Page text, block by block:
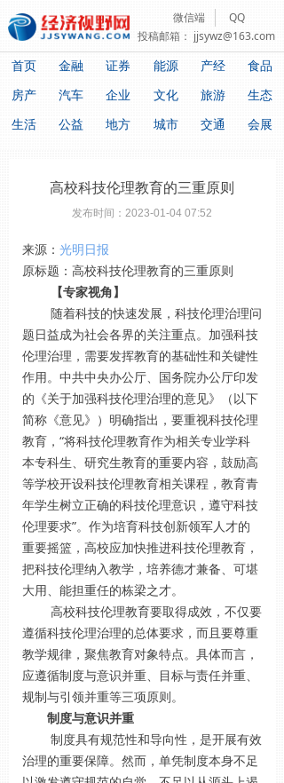
首页 金融 证券 能源 产经 食品
微信端
QQ
投稿邮箱： jjsywz@163.com
房产 汽车 企业 文化 旅游
生态
生活
公益 地方 城市 交通 会展
高校科技伦理教育的三重原则
来源： 光明日报
原标题：高校科技伦理教育的三重原则
【专家视角】
随着科技的快速发展，科技伦理治理问
题日益成为社会各界的关注重点。加强科技
伦理治理，需要发挥教育的基础性和关键性
作用。中共中央办公厅、国务院办公厅印发
的《关于加强科技伦理治理的意见》（以下
简称《意见》）明确指出，要重视科技伦理
教育，“将科技伦理教育作为相关专业学科
本专科生、研究生教育的重要内容，鼓励高
等学校开设科技伦理教育相关课程，教育青
年学生树立正确的科技伦理意识，遵守科技
伦理要求”。作为培育科技创新领军人才的
重要摇篮，高校应加快推进科技伦理教育，
把科技伦理纳入教学，培养德才兼备、可堪
大用、能担重任的栋梁之才。
高校科技伦理教育要取得成效，不仅要
遵循科技伦理治理的总体要求，而且要尊重
教学规律，聚焦教育对象特点。具体而言，
应遵循制度与意识并重、目标与责任并重、
规制与引领并重等三项原则。
制度与意识并重
制度具有规范性和导向性，是开展有效
治理的重要保障。然而，单凭制度本身不足
发布时间： 2023-01-04 07:52